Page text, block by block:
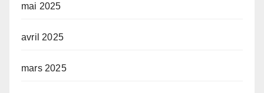
mai 2025
avril 2025
mars 2025